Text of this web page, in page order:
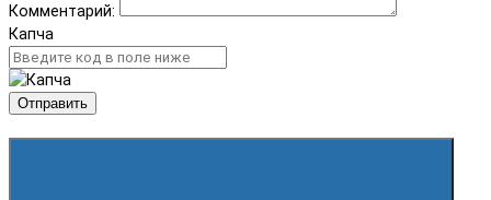
Комментарий:
Капча
Отправить